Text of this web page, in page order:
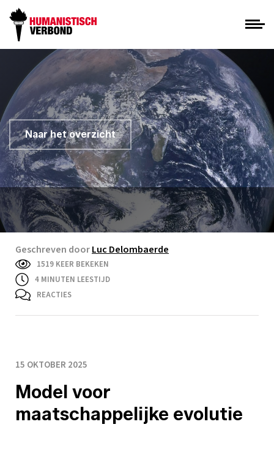
Naar het overzicht
Geschreven doorLuc Delombaerde
1519 KEER BEKEKEN
4 MINUTEN LEESTIJD
REACTIES
15 OKTOBER 2025
Model voor
maatschappelijke evolutie